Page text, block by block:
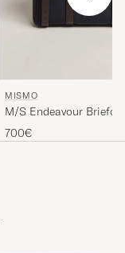
MISMO
M/S Endeavour
Navy/Dark Brown
700€